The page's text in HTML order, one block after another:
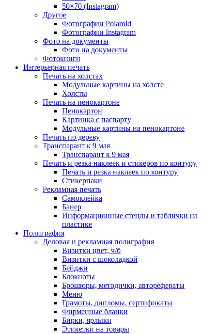
50×70 (Instagram)
Другое
Фотографии Polaroid
Фотографии Instagram
Фото на документы
Фото на документы
Фотокниги
Интерьерная печать
Печать на холстах
Модульные картины на холсте
Холсты
Печать на пенокартоне
Пенокартон
Картинка с паспарту
Модульные картины на пенокартоне
Печать по дереву
Транспарант к 9 мая
Транспарант к 9 мая
Печать и резка наклеек и стикеров по контуру
Печать и резка наклеек по контуру
Стикерпаки
Рекламная печать
Самоклейка
Банер
Информационные стенды и таблички на
пластике
Полиграфия
Деловая и рекламная полиграфия
Визитки цвет, ч/б
Визитки с шоколадкой
Бейджи
Блокноты
Брошюры, методички, авторефераты
Меню
Грамоты, дипломы, сертификаты
Фирменные бланки
Бирки, ярлыки
Этикетки на товары